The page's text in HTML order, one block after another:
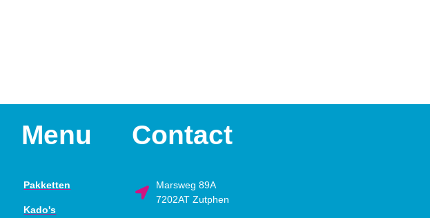
Menu
Pakketten
Kado's
Contact
Marsweg 89A
7202AT Zutphen